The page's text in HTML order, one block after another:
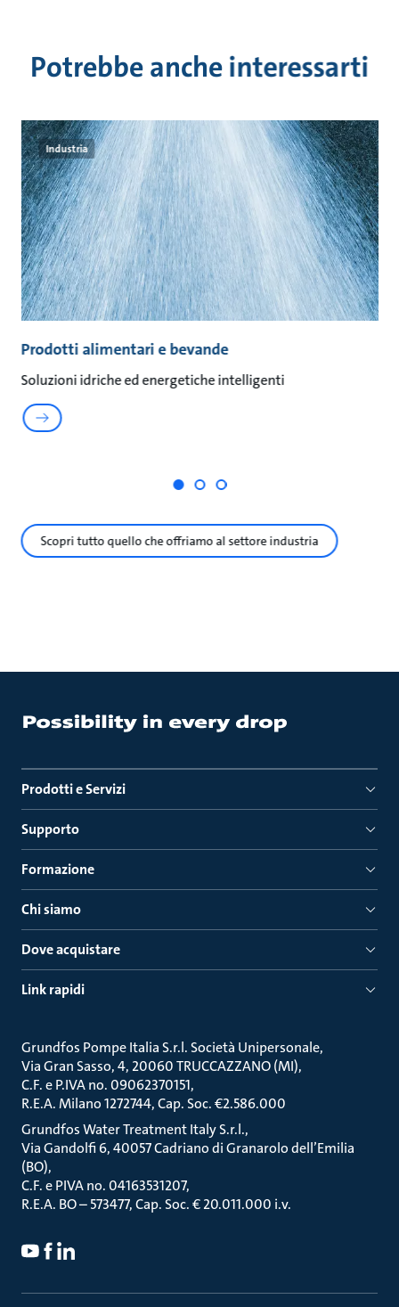
Potrebbe anche interessarti
Industria
Prodotti alimentari e bevande
Soluzioni idriche ed energetiche intelligenti
Scopri tutto quello che offriamo al settore industria
Prodotti e Servizi
Supporto
Formazione
Chi siamo
Dove acquistare
Link rapidi
Grundfos Pompe Italia S.r.l. Società Unipersonale
Via Gran Sasso, 4, 20060 TRUCCAZZANO (MI)
C.F. e P.IVA no. 09062370151
R.E.A. Milano 1272744, Cap. Soc. €2.586.000
Grundfos Water Treatment Italy S.r.l.
Via Gandolfi 6, 40057 Cadriano di Granarolo dell’Emilia
(BO)
C.F. e PIVA no. 04163531207
R.E.A. BO – 573477, Cap. Soc. € 20.011.000 i.v.